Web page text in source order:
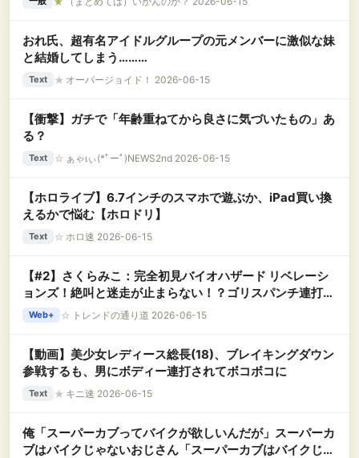
おれ氏、超有名アイドルグループの元メンバーに激似な妹
と結婚してしまう………
Text ★ オーバージョイド！ 2026-06-15
【衝撃】ガチで「年齢重ねてから良さに気づいたもの」あ
る？
Text ☆ ぁゃιぃ(*ﾟーﾟ)NEWS2nd 2026-06-15
【ホロライブ】6.7インチのスマホで遊ぶか、iPad買い換
えるかで悩む【ホロドリ】
Text ☆ ホロ速 2026-06-15
【#2】さくらみこ：完全初見バイオハザード リベレーシ
ョンズ！絶叫と迷走が止まらない！？ゴリスパンチ連打か
らの助けて・いつもじり貧・弾がなくてもギリギリ行ける
Web+ ☆ トレンドの通り道 2026-06-15
【動画】美少女レディース総長(18)、ブレイキングダウン
参戦するも、男にボディー連打されてボコボコに
Text ★ キニ速 2026-06-15
俺「スーパーカブってバイクが欲しいんだが」スーパーカ
ブはバイクじゃないおじさん「スーパーカブはバイクじゃ